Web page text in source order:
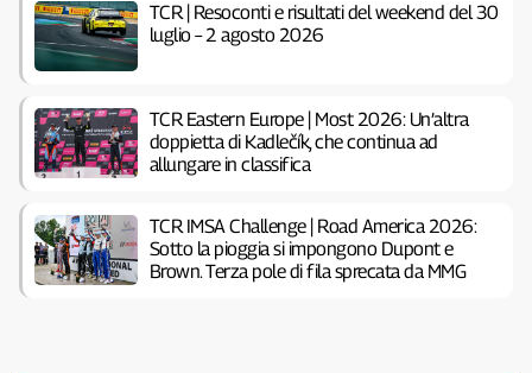
TCR | Resoconti e risultati del weekend del 30
luglio – 2 agosto 2026
TCR Eastern Europe | Most 2026: Un’altra
doppietta di Kadlečík, che continua ad
allungare in classifica
TCR IMSA Challenge | Road America 2026:
Sotto la pioggia si impongono Dupont e
Brown. Terza pole di fila sprecata da MMG